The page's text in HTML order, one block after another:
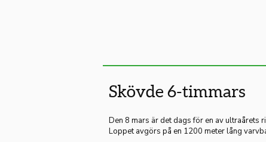
Skövde 6-timmars
Den 8 mars är det dags för en av ultraårets
Loppet avgörs på en 1200 meter lång